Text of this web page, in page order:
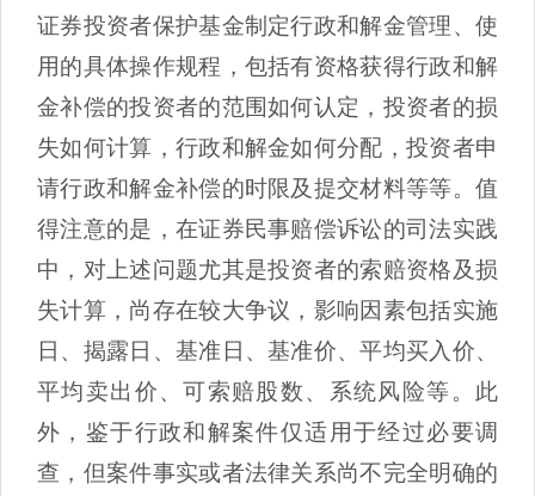
证券投资者保护基金制定行政和解金管理、使
用的具体操作规程，包括有资格获得行政和解
金补偿的投资者的范围如何认定，投资者的损
失如何计算，行政和解金如何分配，投资者申
请行政和解金补偿的时限及提交材料等等。值
得注意的是，在证券民事赔偿诉讼的司法实践
中，对上述问题尤其是投资者的索赔资格及损
失计算，尚存在较大争议，影响因素包括实施
日、揭露日、基准日、基准价、平均买入价、
平均卖出价、可索赔股数、系统风险等。此
外，鉴于行政和解案件仅适用于经过必要调
查，但案件事实或者法律关系尚不完全明确的